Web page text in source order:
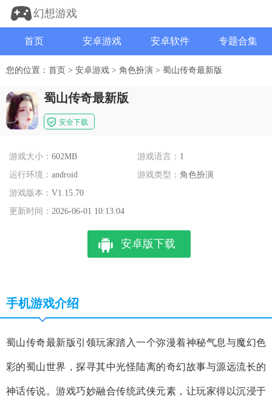
幻想游戏
首页 安卓游戏 安卓软件 专题合集
您的位置： 首页 > 安卓游戏 > 角色扮演 > 蜀山传奇最新版
蜀山传奇最新版
安全下载
游戏大小： 602MB 游戏语言： 1
运行环境： android 游戏类型：角色扮演
游戏版本： V1.15.70
更新时间： 2026-06-01 10:13:04
安卓版下载
手机游戏介绍
蜀山传奇最新版引领玩家踏入一个弥漫着神秘气息与魔幻色
彩的蜀山世界，探寻其中光怪陆离的奇幻故事与源远流长的
神话传说。游戏巧妙融合传统武侠元素，让玩家得以沉浸于